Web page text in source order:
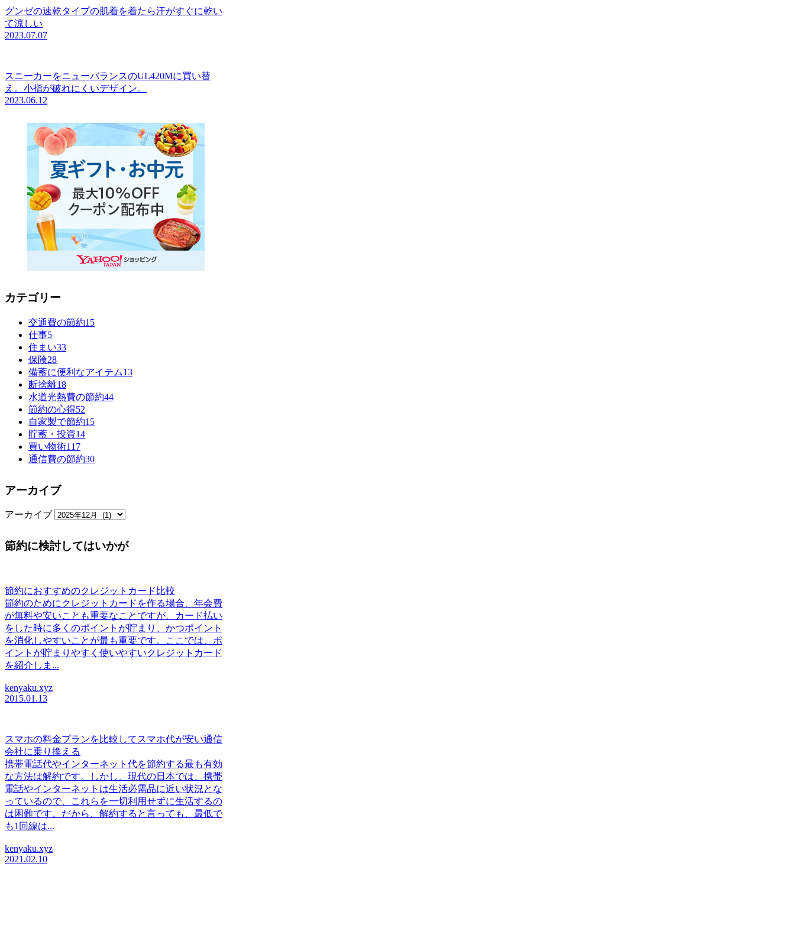
グンゼの速乾タイプの肌着を着たら汗がすぐに乾い
て涼しい
2023.07.07
スニーカーをニューバランスのUL420Mに買い替
え。小指が破れにくいデザイン。
2023.06.12
カテゴリー
交通費の節約15
仕事5
住まい33
保険28
備蓄に便利なアイテム13
断捨離18
水道光熱費の節約44
節約の心得52
自家製で節約15
貯蓄・投資14
買い物術117
通信費の節約30
アーカイブ
アーカイブ
節約に検討してはいかが
節約におすすめのクレジットカード比較
節約のためにクレジットカードを作る場合、年会費
が無料や安いことも重要なことですが、カード払い
をした時に多くのポイントが貯まり、かつポイント
を消化しやすいことが最も重要です。ここでは、ポ
イントが貯まりやすく使いやすいクレジットカード
を紹介しま...
kenyaku.xyz
2015.01.13
スマホの料金プランを比較してスマホ代が安い通信
会社に乗り換える
携帯電話代やインターネット代を節約する最も有効
な方法は解約です。しかし、現代の日本では、携帯
電話やインターネットは生活必需品に近い状況とな
っているので、これらを一切利用せずに生活するの
は困難です。だから、解約すると言っても、最低で
も1回線は...
kenyaku.xyz
2021.02.10